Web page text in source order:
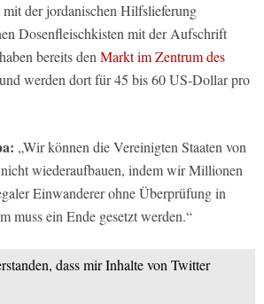
der jordanischen Hilfslieferung
Dosenfleischkisten mit der Aufschrift
bereits den Markt im Zentrum des
werden dort für 45 bis 60 US-Dollar pro
„Wir können die Vereinigten Staaten von
wiederaufbauen, indem wir Millionen
Einwanderer ohne Überprüfung in
muss ein Ende gesetzt werden.“
dass mir Inhalte von Twitter